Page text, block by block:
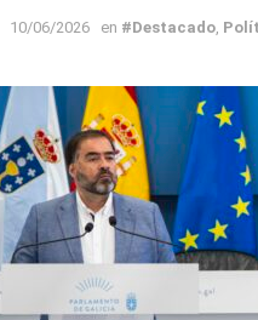
10/06/2026 en #Destacado